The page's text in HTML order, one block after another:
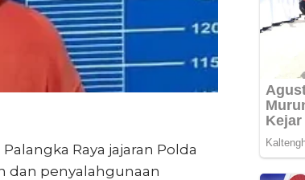
Raya jajaran Polda
dan penyalahgunaan